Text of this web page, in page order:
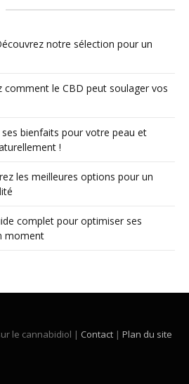
notre sélection pour un
comment le CBD peut soulager vos
bienfaits pour votre peau et
!
les meilleures options pour un
complet pour optimiser ses
moment
le cannabidiol | Contact | Plan du site